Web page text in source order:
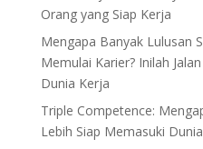
Orang yang Siap Kerja
Mengapa Banyak Lulusan
Memulai Karier? Inilah
Dunia Kerja
Triple Competence:
Lebih Siap Memasuki